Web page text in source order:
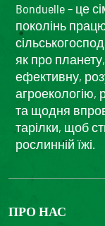
Bonduelle – це
поколінь
як про
ефективну,
агроекологію,
та щодня
тарілки, щоб
рослинній їжі.
ПРО НАС